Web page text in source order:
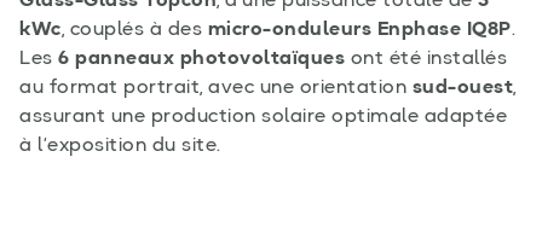
kWc, couplés à des micro-onduleurs Enphase IQ8P.
Les 6 panneaux photovoltaïques ont été installés
au format portrait, avec une orientation sud-ouest,
assurant une production solaire optimale adaptée
à l’exposition du site.